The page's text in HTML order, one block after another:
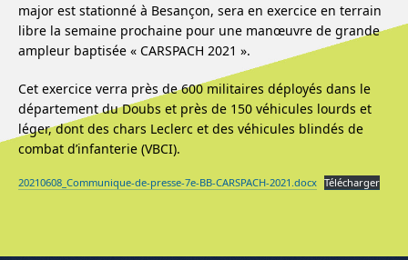
major est stationné à Besançon, sera en exercice en terrain
libre la semaine prochaine pour une manœuvre de grande
ampleur baptisée « CARSPACH 2021 ».
Cet exercice verra près de 600 militaires déployés dans le
département du Doubs et près de 150 véhicules lourds et
léger, dont des chars Leclerc et des véhicules blindés de
combat d’infanterie (VBCI).
20210608_Communique-de-presse-7e-BB-CARSPACH-2021.docx Télécharger
Menu de l'article